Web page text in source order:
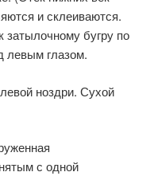
и склеиваются.
затылочному бугру по
левым глазом.
ноздри. Сухой
с одной